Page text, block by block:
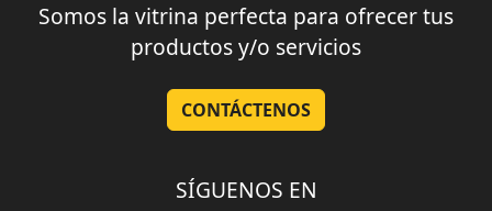
Somos la vitrina perfecta para ofrecer tus
productos y/o servicios
CONTÁCTENOS
SÍGUENOS EN